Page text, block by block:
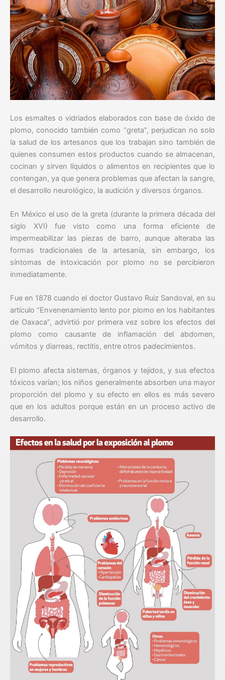
Los esmaltes o vidriados elaborados con base de óxido de
plomo, conocido también como “greta”, perjudican no solo
la salud de los artesanos que los trabajan sino también de
quienes consumen estos productos cuando se almacenan,
cocinan y sirven líquidos o alimentos en recipientes que lo
contengan, ya que genera problemas que afectan la sangre,
el desarrollo neurológico, la audición y diversos órganos.
En México el uso de la greta (durante la primera década del
siglo XVI) fue visto como una forma eficiente de
impermeabilizar las piezas de barro, aunque alteraba las
formas tradicionales de la artesanía, sin embargo, los
síntomas de intoxicación por plomo no se percibieron
inmediatamente.
Fue en 1878 cuando el doctor Gustavo Ruiz Sandoval, en su
artículo “Envenenamiento lento por plomo en los habitantes
de Oaxaca”, advirtió por primera vez sobre los efectos del
plomo como causante de inflamación del abdomen,
vómitos y diarreas, rectitis, entre otros padecimientos.
El plomo afecta sistemas, órganos y tejidos, y sus efectos
tóxicos varían; los niños generalmente absorben una mayor
proporción del plomo y su efecto en ellos es más severo
que en los adultos porque están en un proceso activo de
desarrollo.